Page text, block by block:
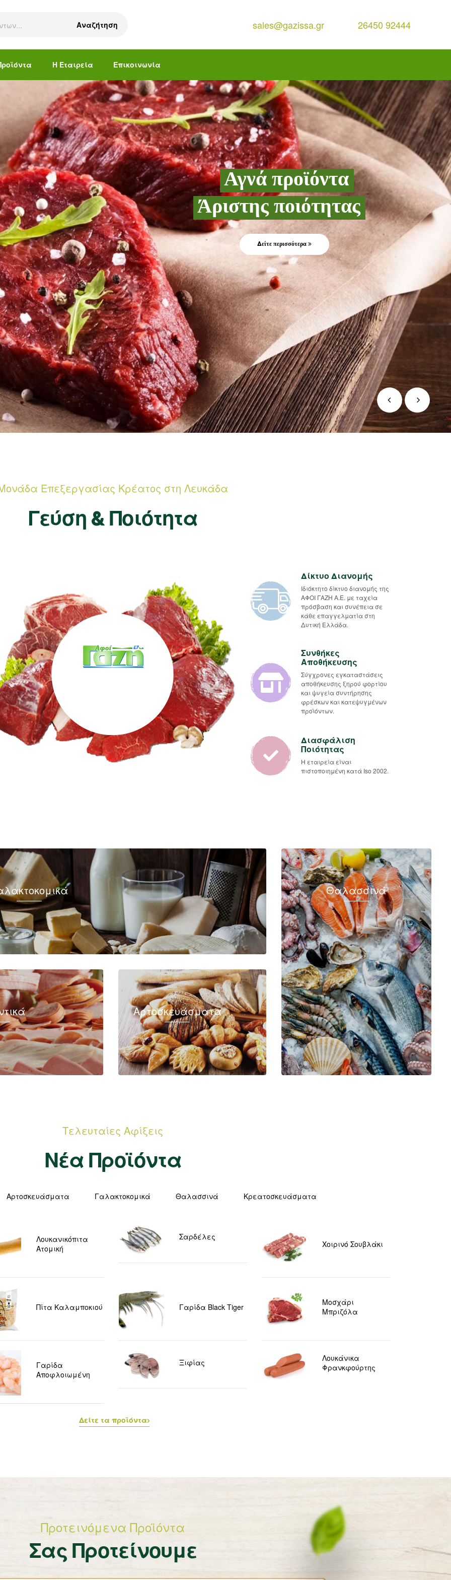
Αναζήτηση sales@gazissa.gr 26450 92444
Η Εταιρεία Επικοινωνία
Άριστης ποιότητας
Αγνά προϊόντα
Δείτε περισσότερα
Επεξεργασίας Κρέατος στη Λευκάδα
Γεύση & Ποιότητα
Δίκτυο Διανομής
Ιδιόκτητο δίκτυο διανομής της
ΑΦΟΙ ΓΑΖΗ Α.Ε. με ταχεία
πρόσβαση και συνέπεια σε
κάθε επαγγελματία στη
Δυτική Ελλάδα.
Συνθήκες
Αποθήκευσης
Σύγχρονες εγκαταστάσεις
αποθήκευσης ξηρού φορτίου
και ψυγεία συντήρησης
φρέσκων και κατεψυγμένων
προϊόντων.
Διασφάλιση
Ποιότητας
Η εταιρεία είναι
πιστοποιημένη κατά Iso 2002.
Αρτοσκευάσματα
Θαλασσινά
Τελευταίες Αφίξεις
Νέα Προϊόντα
Αρτοσκευάσματα Γαλακτοκομικά Θαλασσινά Κρεατοσκευάσματα
Λουκανικόπιτα
Ατομική
Σαρδέλες
Χοιρινό Σουβλάκι
Πίτα Καλαμποκιού Γαρίδα Black Tiger
Μοσχάρι
Μπριζόλα
Γαρίδα
Αποφλοιωμένη
Ξιφίας
Λουκάνικα
Φρανκφούρτης
Δείτε τα προϊόντα
Προτεινόμενα Προϊόντα
Σας Προτείνουμε